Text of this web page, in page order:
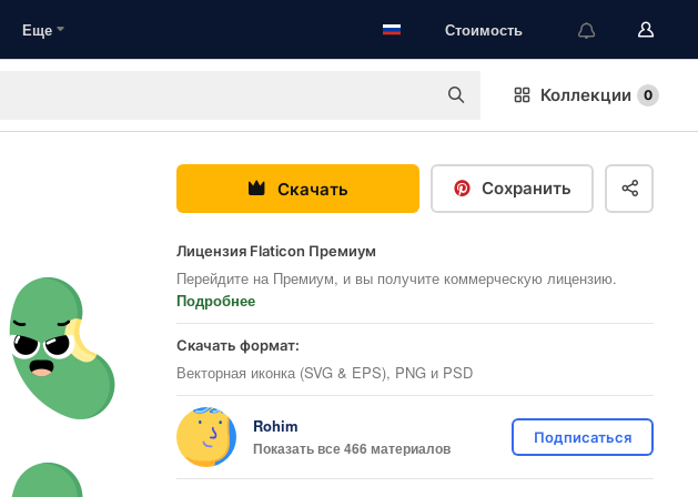
Еще Стоимость
Коллекции 0
Скачать Сохранить
Лицензия Flaticon Премиум
Перейдите на Премиум, и вы получите коммерческую лицензию.
Подробнее
Скачать формат:
Векторная иконка (SVG & EPS), PNG и PSD
Rohim
Показать все 466 материалов
Подписаться